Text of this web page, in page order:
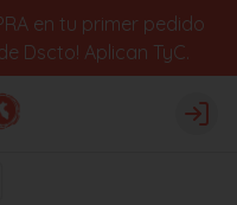
en tu primer pedido
Dscto! Aplican TyC.
Login